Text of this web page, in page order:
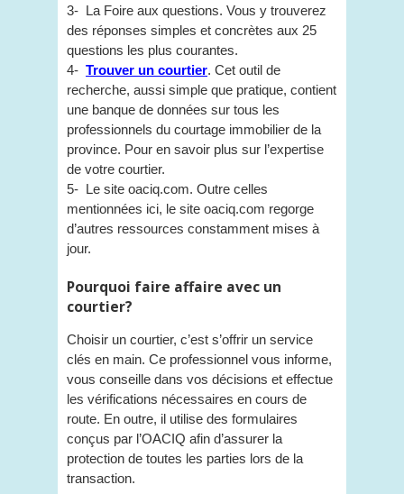
3- La Foire aux questions. Vous y trouverez
des réponses simples et concrètes aux 25
questions les plus courantes.
4- Trouver un courtier. Cet outil de
recherche, aussi simple que pratique, contient
une banque de données sur tous les
professionnels du courtage immobilier de la
province. Pour en savoir plus sur l’expertise
de votre courtier.
5- Le site oaciq.com. Outre celles
mentionnées ici, le site oaciq.com regorge
d’autres ressources constamment mises à
jour.
Pourquoi faire affaire avec un
courtier?
Choisir un courtier, c’est s’offrir un service
clés en main. Ce professionnel vous informe,
vous conseille dans vos décisions et effectue
les vérifications nécessaires en cours de
route. En outre, il utilise des formulaires
conçus par l’OACIQ afin d’assurer la
protection de toutes les parties lors de la
transaction.